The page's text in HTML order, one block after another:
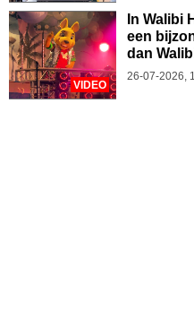
VIDEO
In Walibi
een
dan
26-07-2026,